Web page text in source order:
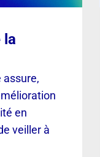
la
assure,
en
veiller à